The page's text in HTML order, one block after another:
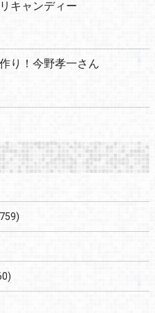
キャンディー
り！今野孝一さん